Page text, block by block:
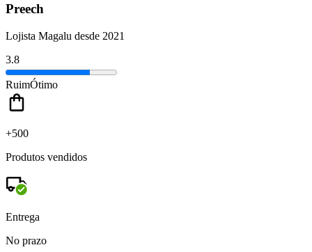
Preech
Lojista Magalu desde 2021
3.8
RuimÓtimo
+500
Produtos vendidos
Entrega
No prazo